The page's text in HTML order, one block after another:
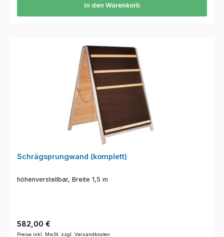
In den Warenkorb
Schrägsprungwand (komplett)
höhenverstellbar, Breite 1,5 m
Regulärer Preis:
582,00 €
Preise inkl. MwSt. zzgl. Versandkosten